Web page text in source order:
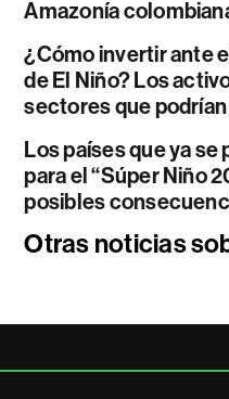
Amazonía
¿Cómo invertir ante
de El Niño? Los
sectores que
Los países que ya se
para el “Súper Niño
posibles
Otras noticias